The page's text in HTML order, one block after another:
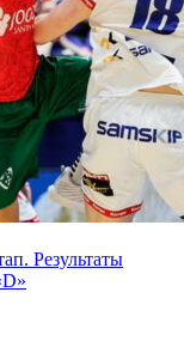
Результаты